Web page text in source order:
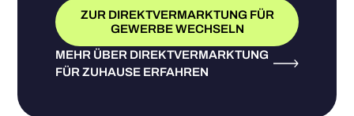
ZUR DIREKTVERMARKTUNG FÜR
GEWERBE WECHSELN
MEHR ÜBER DIREKTVERMARKTUNG
FÜR ZUHAUSE ERFAHREN